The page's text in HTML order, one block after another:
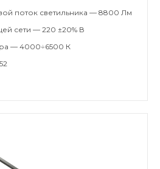
поток светильника — 8800 Лм
сети — 220 ±20% В
— 4000÷6500 К